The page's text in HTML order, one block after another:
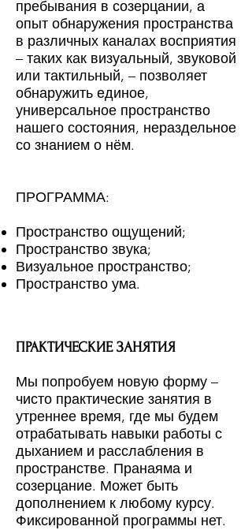
пребывания в созерцании, а
опыт обнаружения пространства
в различных каналах восприятия
– таких как визуальный, звуковой
или тактильный, – позволяет
обнаружить единое,
универсальное пространство
нашего состояния, нераздельное
со знанием о нём.
ПРОГРАММА:
Пространство ощущений;
Пространство звука;
Визуальное пространство;
Пространство ума.
ПРАКТИЧЕСКИЕ ЗАНЯТИЯ
Мы попробуем новую форму –
чисто практические занятия в
утреннее время, где мы будем
отрабатывать навыки работы с
дыханием и расслабления в
пространстве. Пранаяма и
созерцание. Может быть
дополнением к любому курсу.
Фиксированной программы нет.